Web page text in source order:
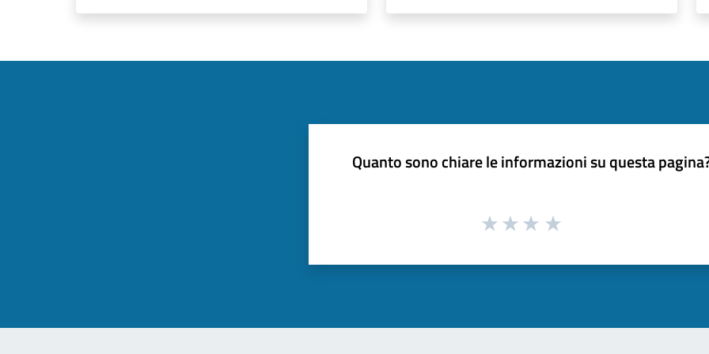
Quanto sono chiare le informazioni su questa